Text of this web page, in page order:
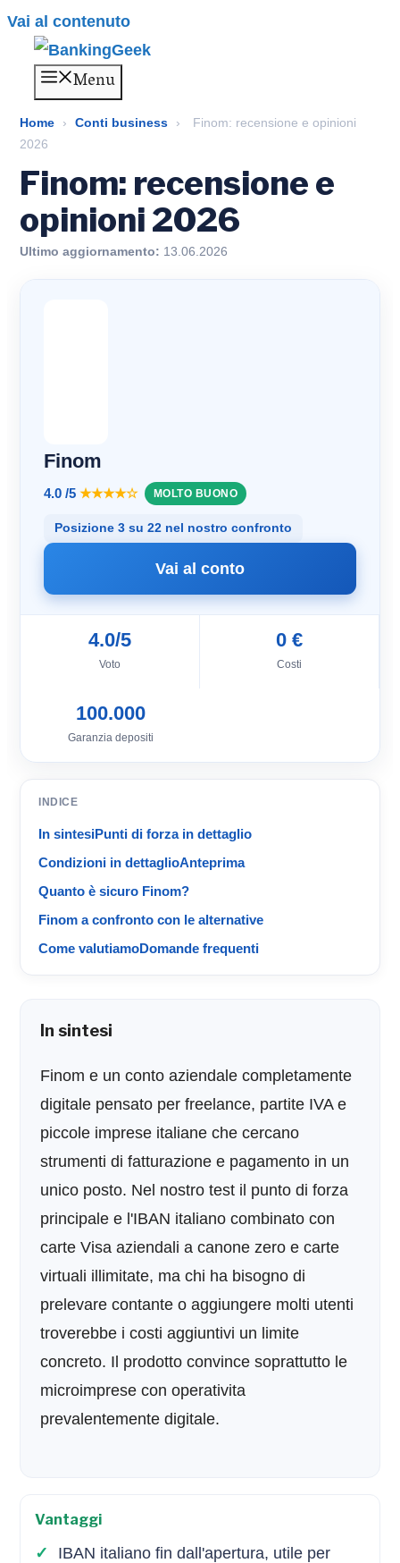
Vai al contenuto
Menu
Home › Conti business ›
Finom: recensione e opinioni
2026
Finom: recensione e
opinioni 2026
Ultimo aggiornamento: 13.06.2026
Finom
4.0 /5 ★★★★☆ MOLTO BUONO
Posizione 3 su 22 nel nostro confronto
Vai al conto
4.0/5
Voto
0 €
Costi
100.000
Garanzia depositi
INDICE
In sintesiPunti di forza in dettaglio
Condizioni in dettaglioAnteprima
Quanto è sicuro Finom?
Finom a confronto con le alternative
Come valutiamoDomande frequenti
In sintesi
Finom e un conto aziendale completamente
digitale pensato per freelance, partite IVA e
piccole imprese italiane che cercano
strumenti di fatturazione e pagamento in un
unico posto. Nel nostro test il punto di forza
principale e l'IBAN italiano combinato con
carte Visa aziendali a canone zero e carte
virtuali illimitate, ma chi ha bisogno di
prelevare contante o aggiungere molti utenti
troverebbe i costi aggiuntivi un limite
concreto. Il prodotto convince soprattutto le
microimprese con operativita
prevalentemente digitale.
Vantaggi
IBAN italiano fin dall'apertura, utile per